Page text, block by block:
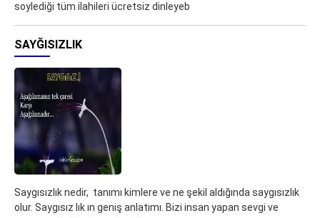
soylediği tüm ilahileri ücretsiz dinleyeb
SAYĞISIZLIK
Saygısızlık nedir, tanımı kimlere ve ne şekil aldığında saygısızlık
olur. Saygısız lık ın geniş anlatımı. Bizi insan yapan sevgi ve